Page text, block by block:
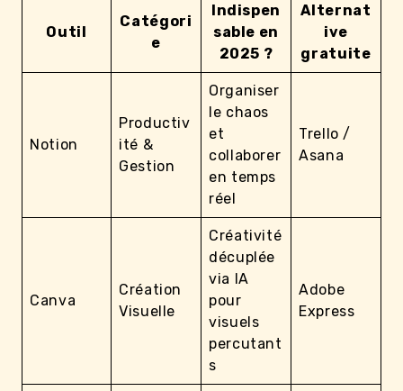
Outil
Catégori
e
Indispen
sable en
2025 ?
Alternat
ive
gratuite
Notion
Productiv
ité &
Gestion
Organiser
le chaos
et
collaborer
en temps
réel
Trello /
Asana
Canva
Création
Visuelle
Créativité
décuplée
via IA
pour
visuels
percutant
s
Adobe
Express